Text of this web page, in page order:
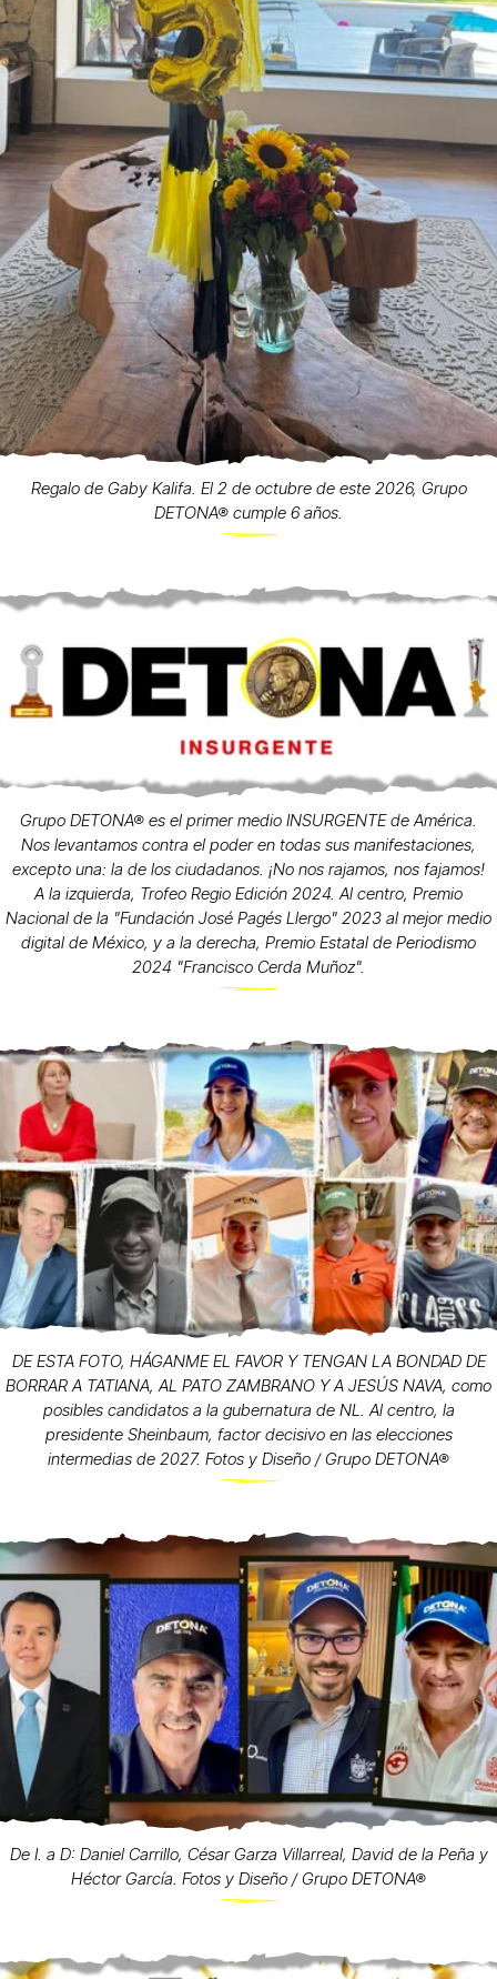
Regalo de Gaby Kalifa. El 2 de octubre de este 2026, Grupo
DETONA® cumple 6 años.
Grupo DETONA® es el primer medio INSURGENTE de América.
Nos levantamos contra el poder en todas sus manifestaciones,
excepto una: la de los ciudadanos. ¡No nos rajamos, nos fajamos!
A la izquierda, Trofeo Regio Edición 2024. Al centro, Premio
Nacional de la "Fundación José Pagés Llergo" 2023 al mejor medio
digital de México, y a la derecha, Premio Estatal de Periodismo
2024 "Francisco Cerda Muñoz".
DE ESTA FOTO, HÁGANME EL FAVOR Y TENGAN LA BONDAD DE
BORRAR A TATIANA, AL PATO ZAMBRANO Y A JESÚS NAVA, como
posibles candidatos a la gubernatura de NL. Al centro, la
presidente Sheinbaum, factor decisivo en las elecciones
intermedias de 2027. Fotos y Diseño / Grupo DETONA®
De I. a D: Daniel Carrillo, César Garza Villarreal, David de la Peña y
Héctor García. Fotos y Diseño / Grupo DETONA®